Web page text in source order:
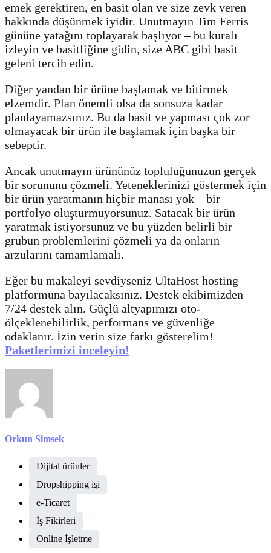
emek gerektiren, en basit olan ve size zevk veren
hakkında düşünmek iyidir. Unutmayın Tim Ferris
gününe yatağını toplayarak başlıyor – bu kuralı
izleyin ve basitliğine gidin, size ABC gibi basit
geleni tercih edin.
Diğer yandan bir ürüne başlamak ve bitirmek
elzemdir. Plan önemli olsa da sonsuza kadar
planlayamazsınız. Bu da basit ve yapması çok zor
olmayacak bir ürün ile başlamak için başka bir
sebeptir.
Ancak unutmayın ürününüz topluluğunuzun gerçek
bir sorununu çözmeli. Yeteneklerinizi göstermek için
bir ürün yaratmanın hiçbir manası yok – bir
portfolyo oluşturmuyorsunuz. Satacak bir ürün
yaratmak istiyorsunuz ve bu yüzden belirli bir
grubun problemlerini çözmeli ya da onların
arzularını tamamlamalı.
Eğer bu makaleyi sevdiyseniz UltaHost hosting
platformuna bayılacaksınız. Destek ekibimizden
7/24 destek alın. Güçlü altyapımızı oto-
ölçeklenebilirlik, performans ve güvenliğe
odaklanır. İzin verin size farkı gösterelim!
Paketlerimizi inceleyin!
Orkun Simsek
Dijital ürünler
Dropshipping işi
e-Ticaret
İş Fikirleri
Online İşletme